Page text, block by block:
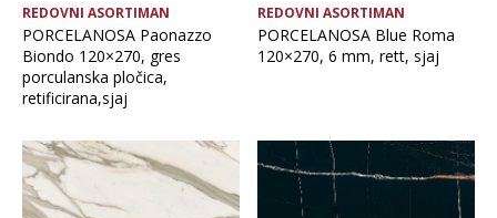
REDOVNI ASORTIMAN
PORCELANOSA Paonazzo
Biondo 120×270, gres
porculanska pločica,
retificirana,sjaj
REDOVNI ASORTIMAN
PORCELANOSA Blue Roma
120×270, 6 mm, rett, sjaj